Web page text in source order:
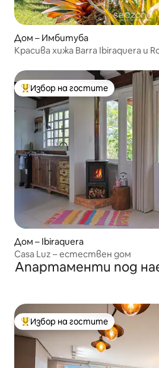
Дом – Имбитуба
Красива хижа Barra Ibiraquera и
Най-популярен избор на
Избор на гостите
Дом – Ibiraquera
Casa Luz – естествен дом
Апартаменти под
Най-популярен избор на гостите
Избор на гостите